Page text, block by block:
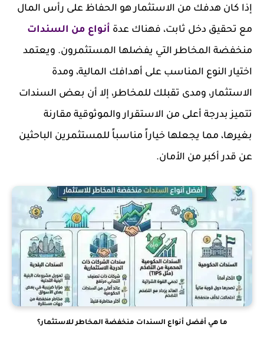
إذا كان هدفك من الاستثمار هو الحفاظ على رأس المال
مع تحقيق دخل ثابت، فهناك عدة أنواع من السندات
منخفضة المخاطر التي يفضلها المستثمرون. ويعتمد
اختيار النوع المناسب على أهدافك المالية، ومدة
الاستثمار، ومدى تقبلك للمخاطر، إلا أن بعض السندات
تتميز بدرجة أعلى من الاستقرار والموثوقية مقارنة
بغيرها، مما يجعلها خياراً مناسباً للمستثمرين الباحثين
عن قدر أكبر من الأمان.
ما هي أفضل أنواع السندات منخفضة المخاطر للاستثمار؟